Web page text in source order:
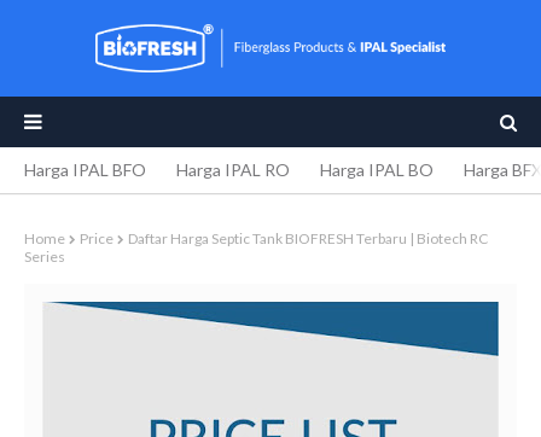
Harga IPAL BFO Harga IPAL RO Harga IPAL BO Harga BFX
Home Price
Daftar Harga Septic Tank BIOFRESH Terbaru | Biotech RC
Series